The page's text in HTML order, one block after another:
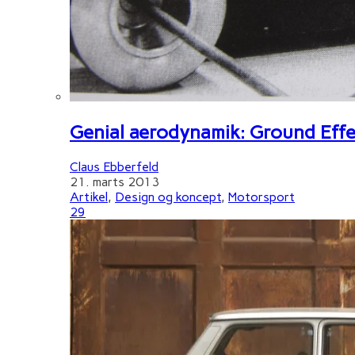
Genial aerodynamik: Ground
Claus Ebberfeld
21. marts 2013
Artikel, Design og koncept, Motorsport
29